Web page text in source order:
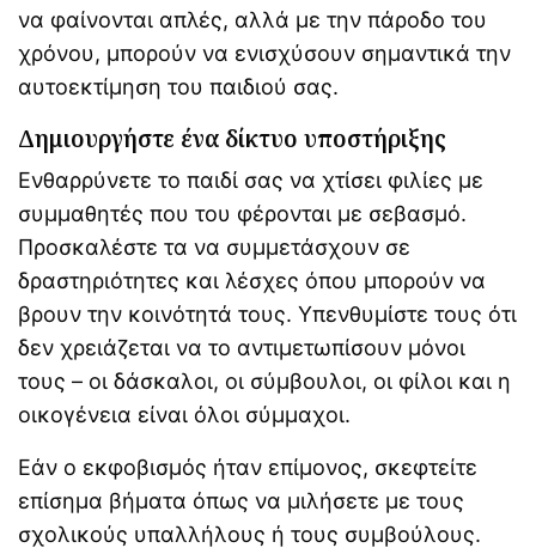
να φαίνονται απλές, αλλά με την πάροδο του
χρόνου, μπορούν να ενισχύσουν σημαντικά την
αυτοεκτίμηση του παιδιού σας.
Δημιουργήστε ένα δίκτυο υποστήριξης
Ενθαρρύνετε το παιδί σας να χτίσει φιλίες με
συμμαθητές που του φέρονται με σεβασμό.
Προσκαλέστε τα να συμμετάσχουν σε
δραστηριότητες και λέσχες όπου μπορούν να
βρουν την κοινότητά τους. Υπενθυμίστε τους ότι
δεν χρειάζεται να το αντιμετωπίσουν μόνοι
τους – οι δάσκαλοι, οι σύμβουλοι, οι φίλοι και η
οικογένεια είναι όλοι σύμμαχοι.
Εάν ο εκφοβισμός ήταν επίμονος, σκεφτείτε
επίσημα βήματα όπως να μιλήσετε με τους
σχολικούς υπαλλήλους ή τους συμβούλους.